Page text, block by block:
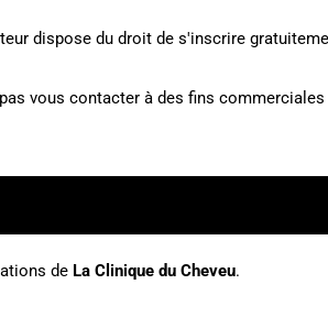
dispose du droit de s'inscrire
vous contacter à des fins
de La Clinique du Cheveu.